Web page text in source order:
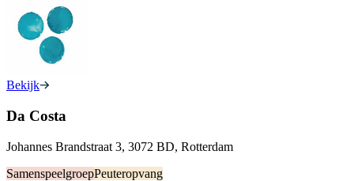
Bekijk
Da Costa
Johannes Brandstraat 3, 3072 BD, Rotterdam
SamenspeelgroepPeuteropvang